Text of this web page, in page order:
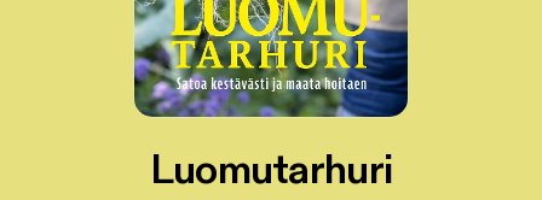
Luomutarhuri